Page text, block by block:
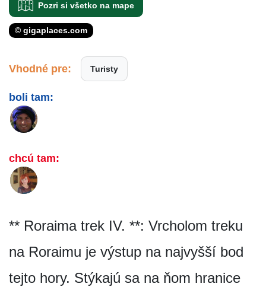
Pozri si všetko na mape
© gigaplaces.com
Vhodné pre: Turisty
boli tam:
chcú tam:
** Roraima trek IV. **: Vrcholom treku
na Roraimu je výstup na najvyšší bod
tejto hory. Stýkajú sa na ňom hranice